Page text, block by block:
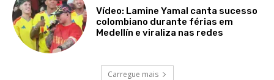
Vídeo: Lamine Yamal canta sucesso
colombiano durante férias em
Medellín e viraliza nas redes
Carregue mais